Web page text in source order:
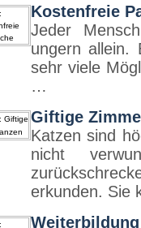
Kostenfreie
Jeder
ungern allein.
sehr viele
…
Giftige
Katzen sind
nicht
erkunden. Sie